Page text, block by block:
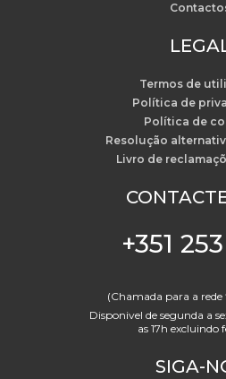
Termos de
Política de
Política de
Resolução
Livro de
+351
(Chamada para a rede
Disponivel de segunda a
as 17h excluindo
SIGA-